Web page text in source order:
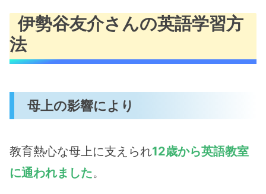
伊勢谷友介さんの英語学習方
法
母上の影響により
教育熱心な母上に支えられ12歳から英語教室
に通われました。